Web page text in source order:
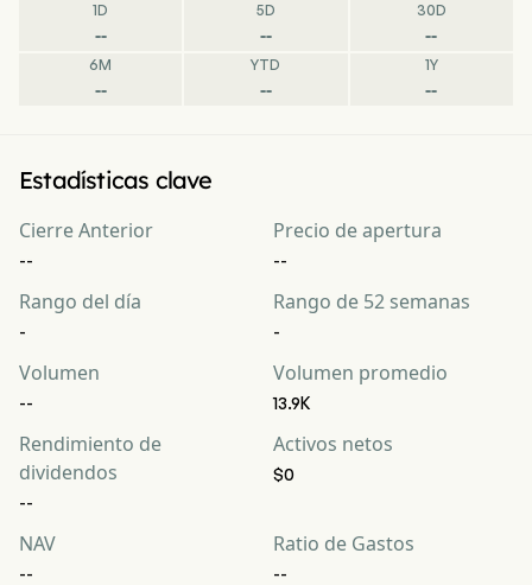
1D
--
5D
--
30D
--
6M
--
YTD
--
1Y
--
Estadísticas clave
Cierre Anterior
--
Precio de apertura
--
Rango del día
-
Rango de 52 semanas
-
Volumen
--
Volumen promedio
13.9K
Rendimiento de
dividendos
--
Activos netos
$0
NAV
--
Ratio de Gastos
--